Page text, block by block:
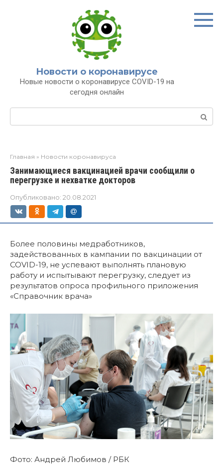
Новости о коронавирусе
Новые новости о коронавирусе COVID-19 на
сегодня онлайн
Главная » Новости коронавируса
Занимающиеся вакцинацией врачи сообщили о
перегрузке и нехватке докторов
Опубликовано: 20.08.2021
Более половины медработников,
задействованных в кампании по вакцинации от
COVID-19, не успевают выполнять плановую
работу и испытывают перегрузку, следует из
результатов опроса профильного приложения
«Справочник врача»
Фото: Андрей Любимов / РБК